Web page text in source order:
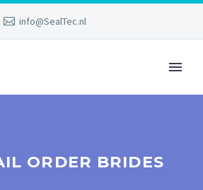
info@SealTec.nl
ORDER BRIDES